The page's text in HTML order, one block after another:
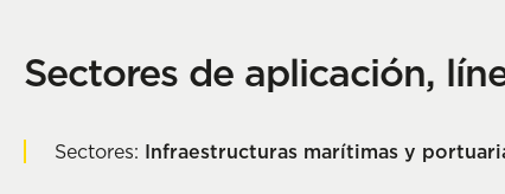
Sectores de aplicación,
Sectores: Infraestructuras marítimas y